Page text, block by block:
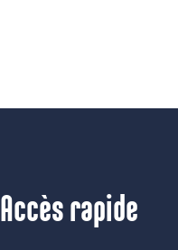
Accès rapide